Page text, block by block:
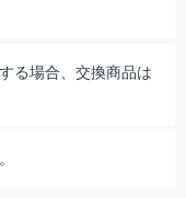
る場合、交換商品は